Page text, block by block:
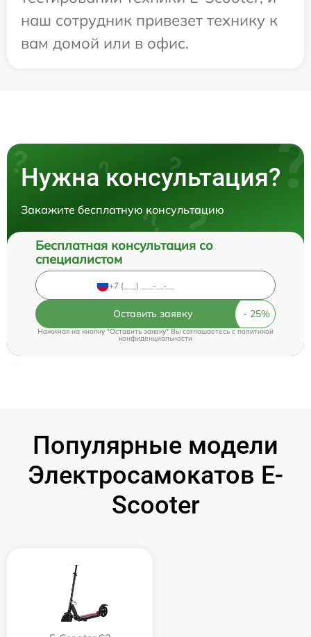
наш сотрудник привезет технику к
вам домой или в офис.
Нужна консультация?
Закажите бесплатную консультацию
Бесплатная консультация со
специалистом
Оставить заявку
Нажимая на кнопку "Оставить заявку" Вы соглашаетесь cполитикой
конфиденциальности
Популярные модели
Электросамокатов E-
Scooter